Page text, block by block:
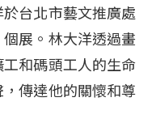
台北市藝文推廣處
展。林大洋透過畫
和碼頭工人的生命
傳達他的關懷和尊